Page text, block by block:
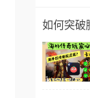
如何突破